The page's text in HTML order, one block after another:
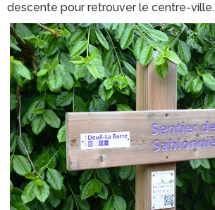
descente pour retrouver le centre-ville.